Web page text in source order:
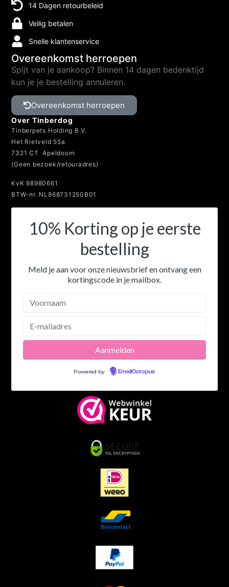
14 Dagen retourbeleid
Veilig betalen
Snelle klantenservice
Overeenkomst herroepen
Spijt van je aankoop? Binnen 14 dagen bedenktijd
kun je je bestelling annuleren.
Overeenkomst herroepen
Over Tinberdog
Tinberpets Holding B.V.
Het Rietveld 55a
7321 CT Apeldoorn
(Geen bezoek/retouradres)
KvK 98980661
BTW-nr. NL868731250B01
10% Korting op je eerste
bestelling
Meld je aan voor onze nieuwsbrief en ontvang een
kortingscode in je mailbox.
Powered by EmailOctopus